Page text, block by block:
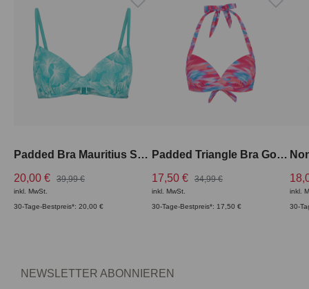
Padded Bra Mauritius Swim
20,00 €
39,99 €
inkl. MwSt.
30-Tage-Bestpreis*: 20,00 €
Padded Triangle Bra Gomera Swim
17,50 €
34,99 €
inkl. MwSt.
30-Tage-Bestpreis*: 17,50 €
inkl.
30-
NEWSLETTER ABONNIEREN